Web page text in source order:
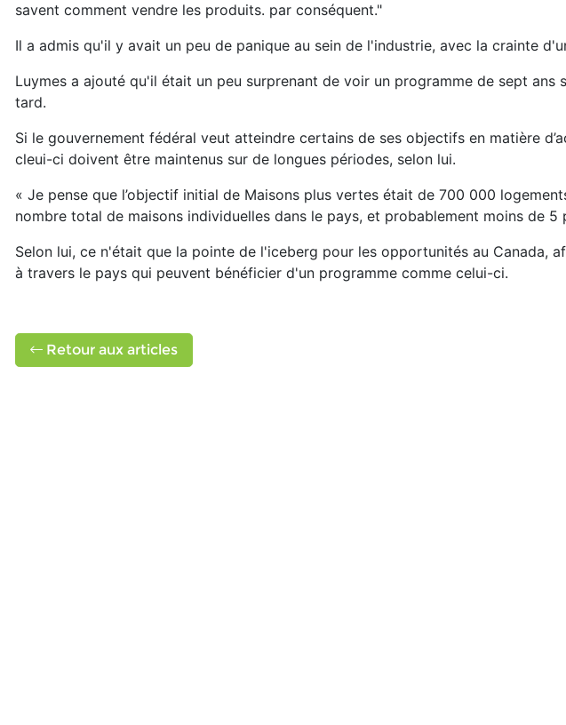
savent comment vendre les produits. par conséquent."
Il a admis qu'il y avait un peu de panique au sein de l'industrie, avec la crainte
Luymes a ajouté qu'il était un peu surprenant de voir un programme de sept ans
tard.
Si le gouvernement fédéral veut atteindre certains de ses objectifs en matière
cleui-ci doivent être maintenus sur de longues périodes, selon lui.
« Je pense que l’objectif initial de Maisons plus vertes était de 700 000
nombre total de maisons individuelles dans le pays, et probablement moins de 5
Selon lui, ce n'était que la pointe de l'iceberg pour les opportunités au Canada,
à travers le pays qui peuvent bénéficier d'un programme comme celui-ci.
Retour aux articles